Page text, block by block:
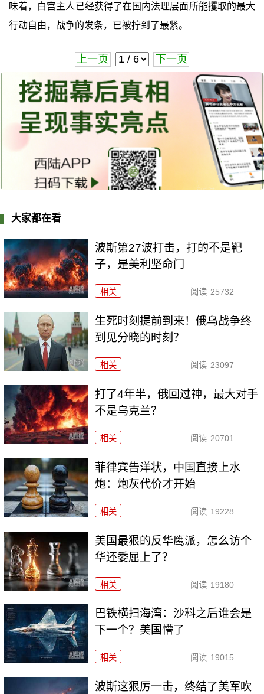
味着，白宫主人已经获得了在国内法理层面所能攫取的最大
行动自由，战争的发条，已被拧到了最紧。
上一页 下一页
大家都在看
波斯第27波打击，打的不是靶
子，是美利坚命门
相关 阅读 25732
生死时刻提前到来！俄乌战争终
到见分晓的时刻？
相关 阅读 23097
打了4年半，俄回过神，最大对手
不是乌克兰？
相关 阅读 20701
菲律宾告洋状，中国直接上水
炮：炮灰代价才开始
相关 阅读 19228
美国最狠的反华鹰派，怎么访个
华还委屈上了？
相关 阅读 19180
巴铁横扫海湾：沙科之后谁会是
下一个？美国懵了
相关 阅读 19015
波斯这狠厉一击，终结了美军吹